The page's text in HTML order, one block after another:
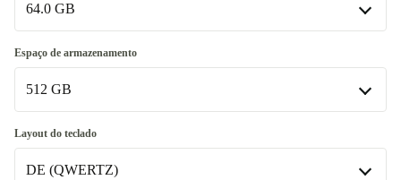
Muito bom +10 €
Excelente
64.0 GB
8.0 GB
16.0 GB -359,01 €
32.0 GB
64.0 GB
Espaço de armazenamento
512 GB
256 GB
512 GB
Layout do teclado
DE (QWERTZ)